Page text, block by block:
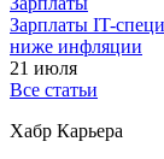
Зарплаты IT-
ниже инфляции
21 июля
Все статьи
Хабр Карьера